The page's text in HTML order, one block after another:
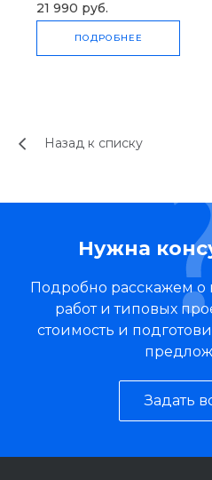
21 990 руб.
ПОДРОБНЕЕ
Назад к списку
Нужна
Подробно расскажем о
работ и типовых
стоимость и
Задать